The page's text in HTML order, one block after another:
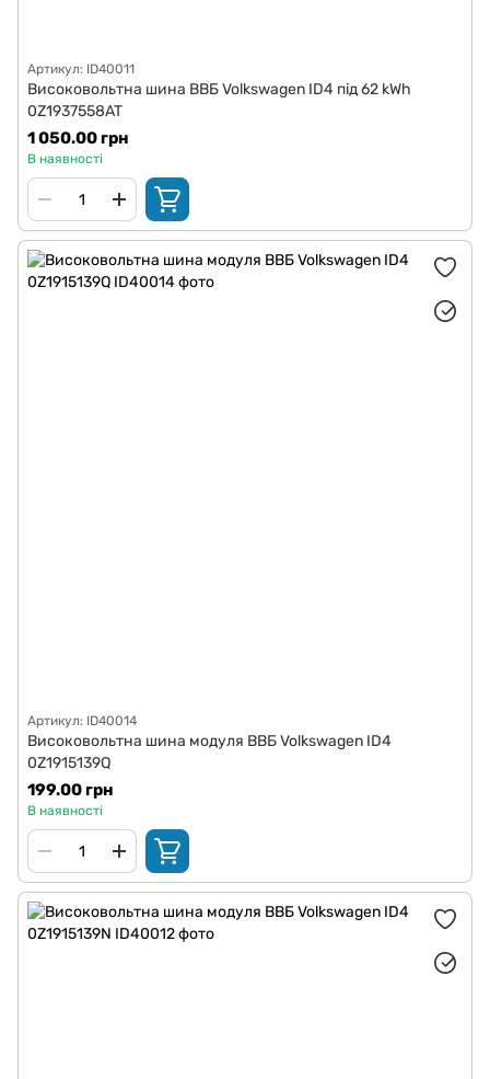
Артикул: ID40011
Високовольтна шина ВВБ Volkswagen ID4 під 62 kWh
0Z1937558AT
1 050.00 грн
В наявності
Артикул: ID40014
Високовольтна шина модуля ВВБ Volkswagen ID4
0Z1915139Q
199.00 грн
В наявності